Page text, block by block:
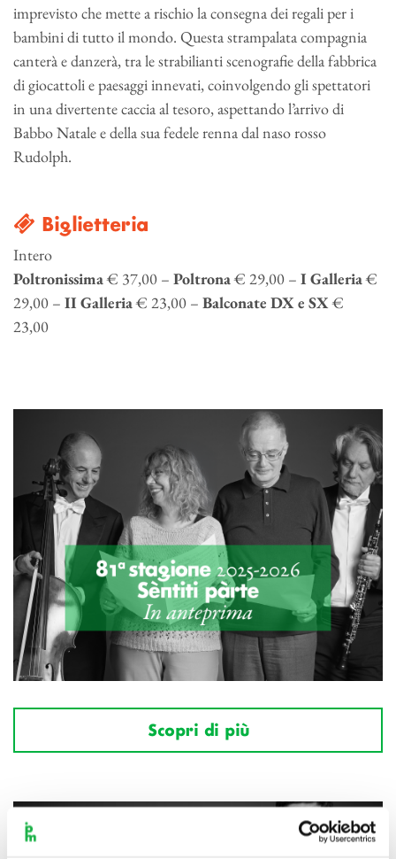
imprevisto che mette a rischio la consegna dei regali per i
bambini di tutto il mondo. Questa strampalata compagnia
canterà e danzerà, tra le strabilianti scenografie della fabbrica
di giocattoli e paesaggi innevati, coinvolgendo gli spettatori
in una divertente caccia al tesoro, aspettando l’arrivo di
Babbo Natale e della sua fedele renna dal naso rosso
Rudolph.
Biglietteria
Intero
Poltronissima€ 37,00 – Poltrona€ 29,00 – I Galleria€
29,00 – II Galleria€ 23,00 – Balconate DX e SX€
23,00
Scopri di più